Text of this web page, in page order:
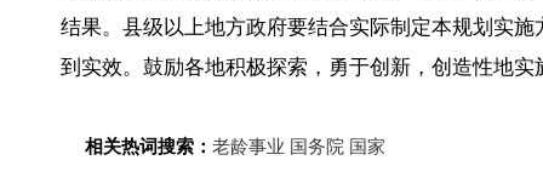
结果。县级以上地方政府要结合实际制定本规划实
到实效。鼓励各地积极探索，勇于创新，创造性地实
相关热词搜索： 老龄事业 国务院 国家